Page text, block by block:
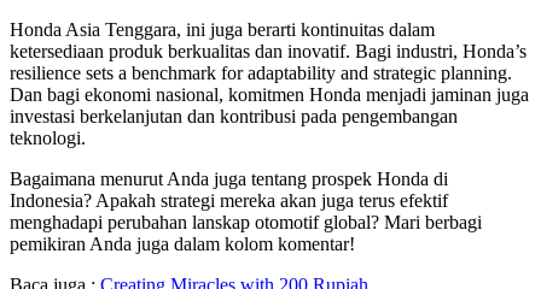
Honda Asia Tenggara, ini juga berarti kontinuitas dalam
ketersediaan produk berkualitas dan inovatif. Bagi industri, Honda’s
resilience sets a benchmark for adaptability and strategic planning.
Dan bagi ekonomi nasional, komitmen Honda menjadi jaminan juga
investasi berkelanjutan dan kontribusi pada pengembangan
teknologi.
Bagaimana menurut Anda juga tentang prospek Honda di
Indonesia? Apakah strategi mereka akan juga terus efektif
menghadapi perubahan lanskap otomotif global? Mari berbagi
pemikiran Anda juga dalam kolom komentar!
Baca juga : Creating Miracles with 200 Rupiah